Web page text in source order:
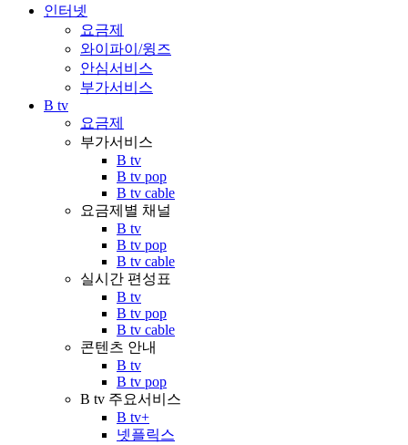
인터넷
요금제
와이파이/윙즈
안심서비스
부가서비스
B tv
요금제
부가서비스
B tv
B tv pop
B tv cable
요금제별 채널
B tv
B tv pop
B tv cable
실시간 편성표
B tv
B tv pop
B tv cable
콘텐츠 안내
B tv
B tv pop
B tv 주요서비스
B tv+
넷플릭스